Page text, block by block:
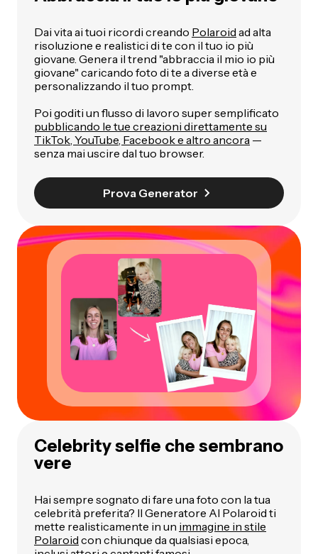
Dai vita ai tuoi ricordi creando Polaroid ad alta
risoluzione e realistici di te con il tuo io più
giovane. Genera il trend "abbraccia il mio io più
giovane" caricando foto di te a diverse età e
personalizzando il tuo prompt.
Poi goditi un flusso di lavoro super semplificato
pubblicando le tue creazioni direttamente su
TikTok, YouTube, Facebook e altro ancora —
senza mai uscire dal tuo browser.
Prova Generator
Celebrity selfie che sembrano
vere
Hai sempre sognato di fare una foto con la tua
celebrità preferita? Il Generatore AI Polaroid ti
mette realisticamente in un immagine in stile
Polaroid con chiunque da qualsiasi epoca,